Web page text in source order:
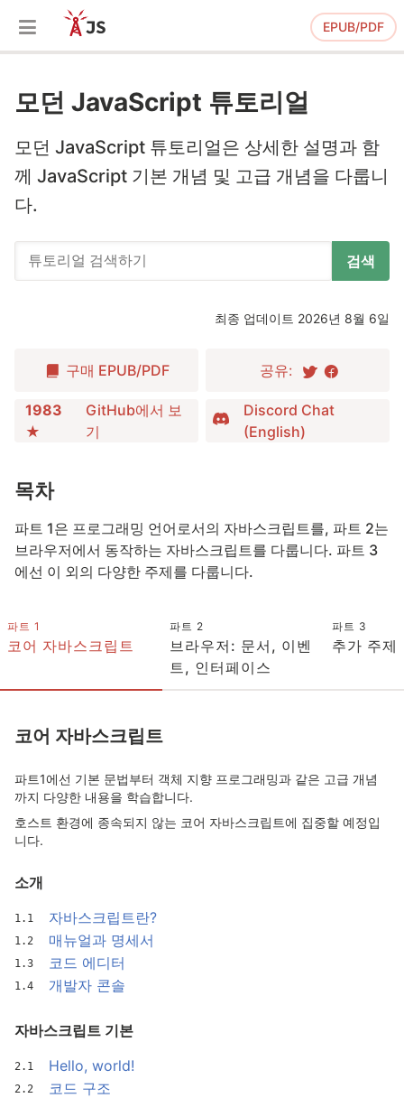
EPUB/PDF
모던 JavaScript 튜토리얼
모던 JavaScript 튜토리얼은 상세한 설명과 함
께 JavaScript 기본 개념 및 고급 개념을 다룹니
다.
검색
최종 업데이트 2026년 8월 6일
구매 EPUB/PDF 공유:
1983
★
GitHub에서 보
기
Discord Chat
(English)
목차
파트 1은 프로그래밍 언어로서의 자바스크립트를, 파트 2는
브라우저에서 동작하는 자바스크립트를 다룹니다. 파트 3
에선 이 외의 다양한 주제를 다룹니다.
파트 1
코어 자바스크립트
파트 2
브라우저: 문서, 이벤
트, 인터페이스
파트 3
추가 주제
코어 자바스크립트
파트1에선 기본 문법부터 객체 지향 프로그래밍과 같은 고급 개념
까지 다양한 내용을 학습합니다.
호스트 환경에 종속되지 않는 코어 자바스크립트에 집중할 예정입
니다.
소개
자바스크립트란?
매뉴얼과 명세서
코드 에디터
개발자 콘솔
자바스크립트 기본
Hello, world!
코드 구조